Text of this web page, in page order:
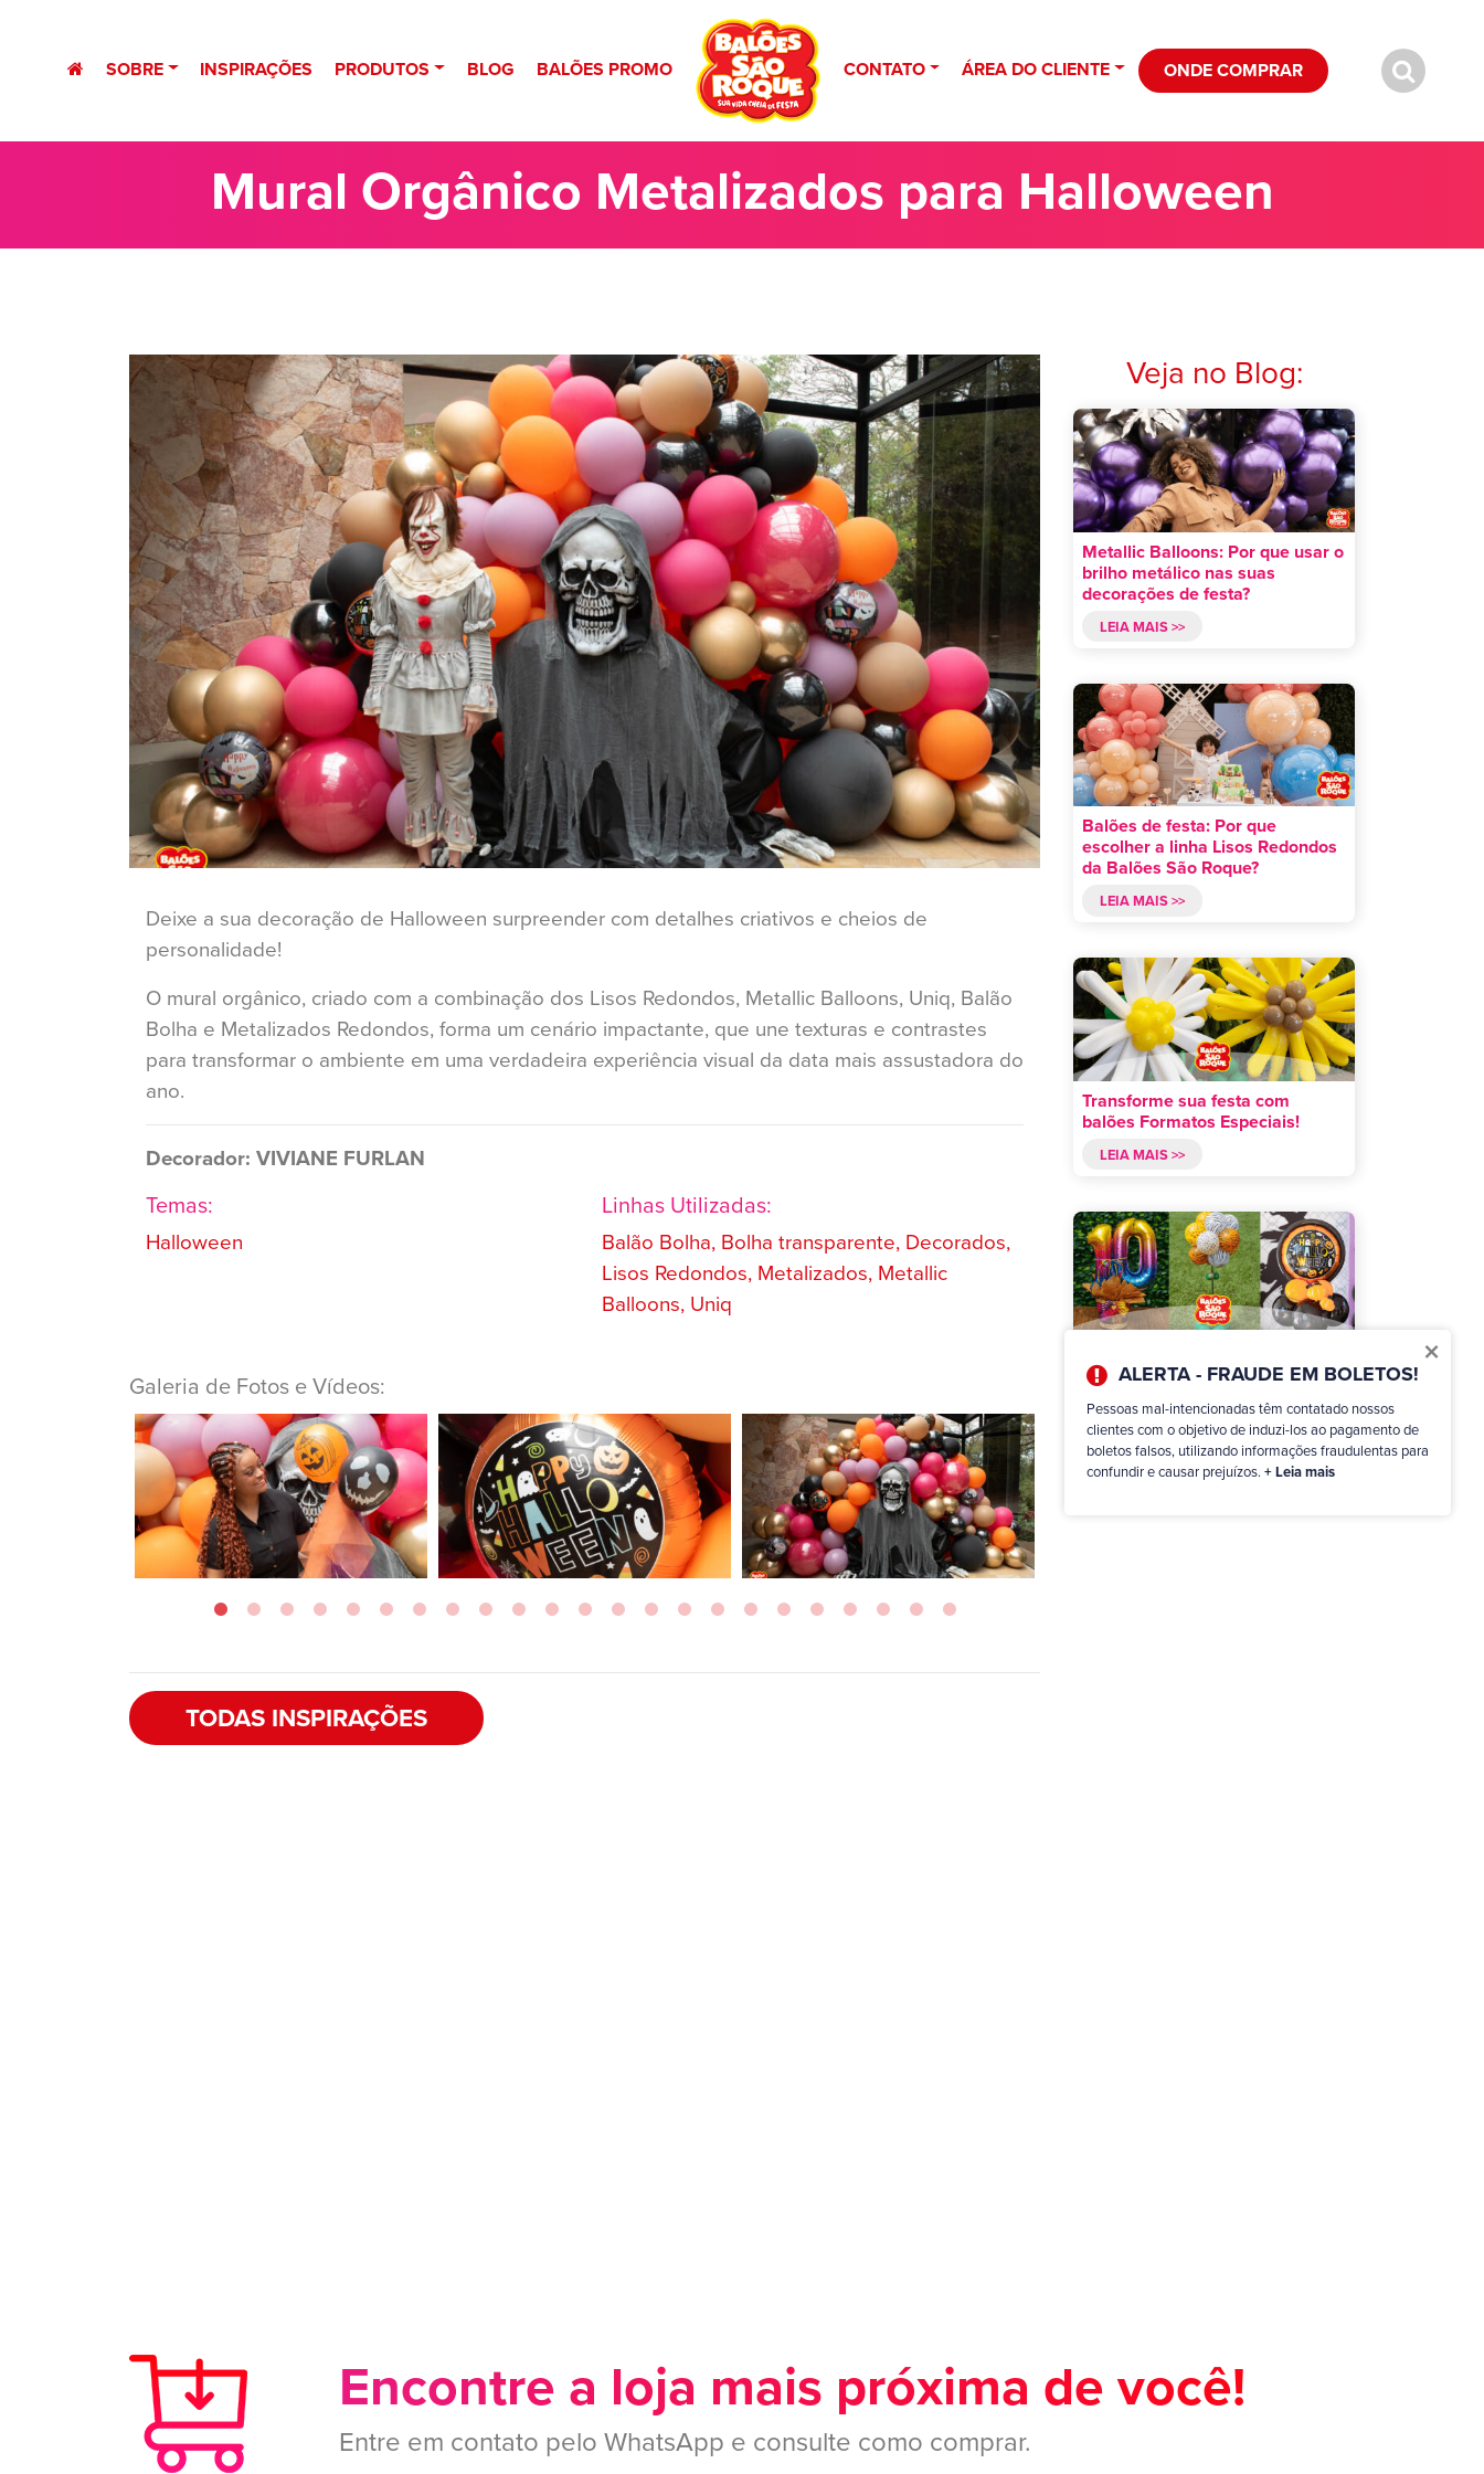
SOBRE INSPIRAÇÕES PRODUTOS BLOG BALÕES PROMO CONTATO ÁREA DO CLIENTE ONDE COMPRAR
×
ALERTA - FRAUDE EM BOLETOS!
Pessoas mal-intencionadas têm contatado nossos
clientes com o objetivo de induzi-los ao pagamento de
boletos falsos, utilizando informações fraudulentas para
confundir e causar prejuízos. + Leia mais
Mural Orgânico Metalizados para Halloween
Deixe a sua decoração de Halloween surpreender com detalhes criativos e cheios de
personalidade!
O mural orgânico, criado com a combinação dos Lisos Redondos, Metallic Balloons, Uniq, Balão
Bolha e Metalizados Redondos, forma um cenário impactante, que une texturas e contrastes
para transformar o ambiente em uma verdadeira experiência visual da data mais assustadora do
ano.
Decorador: VIVIANE FURLAN
Temas:
Halloween
Linhas Utilizadas:
Balão Bolha, Bolha transparente, Decorados,
Lisos Redondos, Metalizados, Metallic
Balloons, Uniq
Galeria de Fotos e Vídeos:
TODAS INSPIRAÇÕES
Veja no Blog:
Metallic Balloons: Por que usar o
brilho metálico nas suas
decorações de festa?
LEIA MAIS >>
Balões de festa: Por que
escolher a linha Lisos Redondos
da Balões São Roque?
LEIA MAIS >>
Transforme sua festa com
balões Formatos Especiais!
LEIA MAIS >>
possibilidades!
LEIA MAIS >>
Encontre a loja mais próxima de você!
Entre em contato pelo WhatsApp e consulte como comprar.